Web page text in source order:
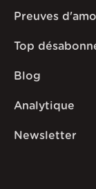
Preuves
Top
Blog
Analytique
Newsletter